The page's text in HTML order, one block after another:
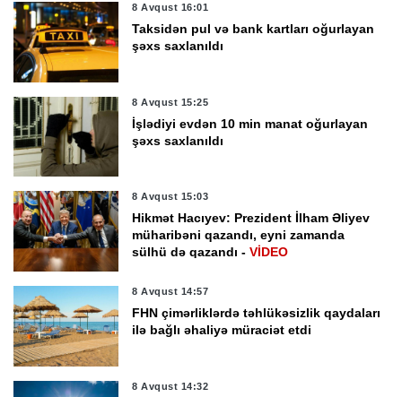
8 Avqust 16:01
Taksidən pul və bank kartları oğurlayan
şəxs saxlanıldı
8 Avqust 15:25
İşlədiyi evdən 10 min manat oğurlayan
şəxs saxlanıldı
8 Avqust 15:03
Hikmət Hacıyev: Prezident İlham Əliyev
müharibəni qazandı, eyni zamanda
sülhü də qazandı -VİDEO
8 Avqust 14:57
FHN çimərliklərdə təhlükəsizlik qaydaları
ilə bağlı əhaliyə müraciət etdi
8 Avqust 14:32